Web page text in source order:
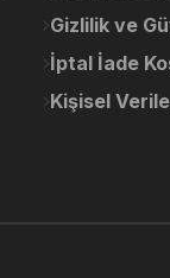
Gizlilik ve
İptal İade
Kişisel